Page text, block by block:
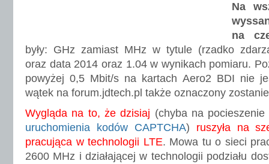
Na
na
były: GHz zamiast MHz w tytule (rzadko
oraz data 2014 oraz 1.04 w wynikach pomiaru.
powyżej 0,5 Mbit/s na kartach Aero2 BDI nie
wątek na forum.jdtech.pl także oznaczony
Wygląda na to, że dzisiaj (chyba na
uruchomienia kodów CAPTCHA) ruszyła na
pracująca w technologii LTE. Mowa tu o sieci
2600 MHz i działającej w technologii podziału